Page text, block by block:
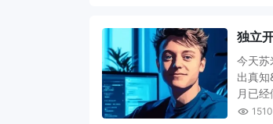
独立
今天苏
出真
月已
1510